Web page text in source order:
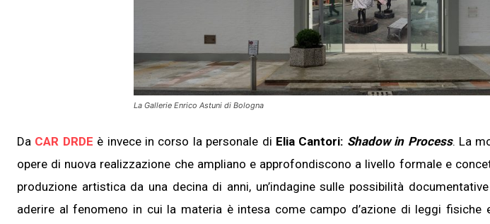
La Gallerie Enrico Astuni di Bologna
Da CAR DRDE è invece in corso la personale di Elia Cantori: Shadow in Process. La
opere di nuova realizzazione che ampliano e approfondiscono a livello formale e
produzione artistica da una decina di anni, un’indagine sulle possibilità
aderire al fenomeno in cui la materia è intesa come campo d’azione di leggi